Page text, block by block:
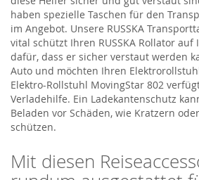
haben spezielle Taschen für den
im Angebot. Unsere RUSSKA
vital schützt Ihren RUSSKA Rollator
dafür, dass er sicher verstaut werden
Auto und möchten Ihren
Elektro-Rollstuhl MovingStar 802
Verladehilfe. Ein Ladekantenschutz
Beladen vor Schäden, wie Kratzern
schützen.
Mit diesen